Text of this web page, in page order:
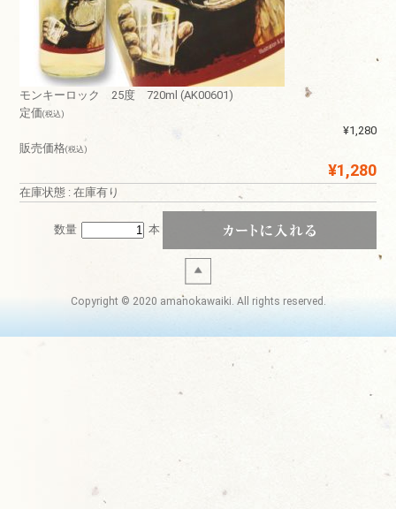
モンキーロック 25度 720ml (AK00601)
定価(税込)
¥1,280
販売価格(税込)
¥1,280
在庫状態 : 在庫有り
数量 本
Copyright © 2020 amanokawaiki. All rights reserved.